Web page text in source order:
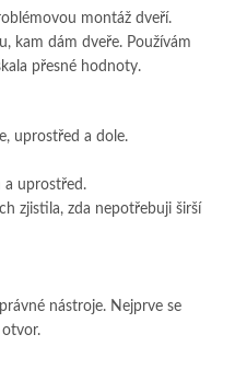
montáž dveří.
kam dám dveře. Používám
přesné hodnoty.
uprostřed a dole.
a uprostřed.
zjistila, zda nepotřebuji širší
nástroje. Nejprve se